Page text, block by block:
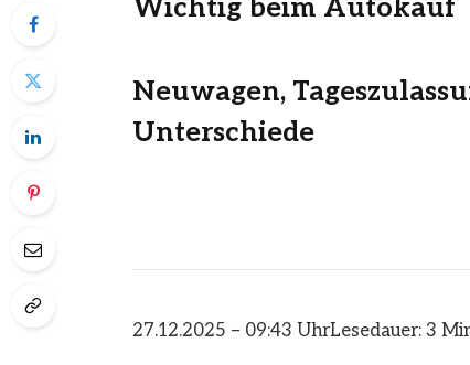
Wichtig beim Autokauf
Neuwagen,
Unterschiede
27.12.2025 – 09:43 UhrLesedauer: 3